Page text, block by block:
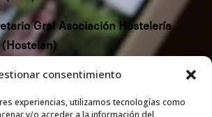
consentimiento
experiencias, utilizamos tecnologías como
y/o acceder a la información del
Gral Asociación Hostelería
(Hostelan)